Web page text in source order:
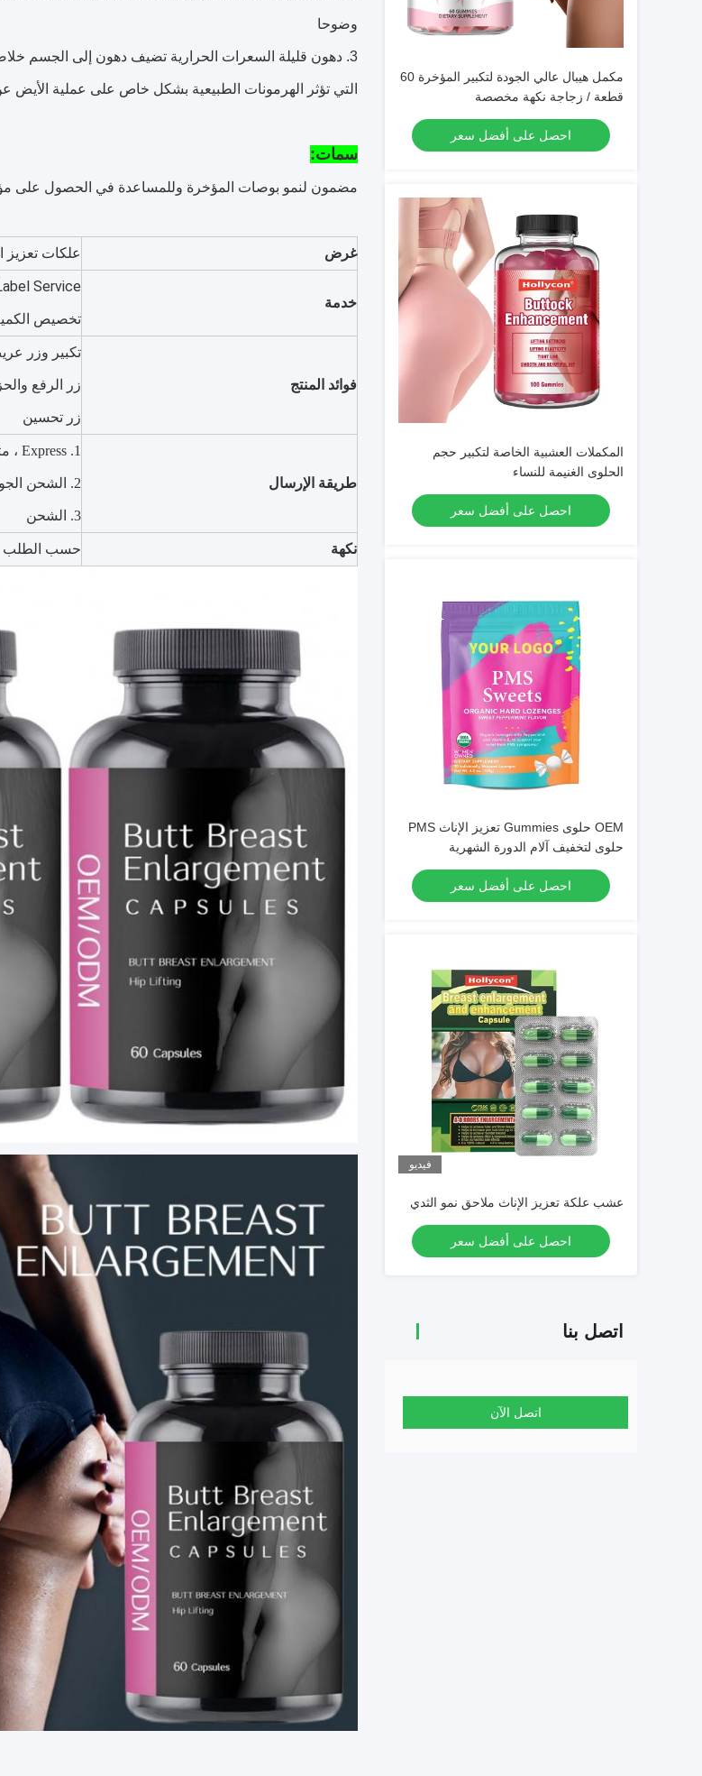
مكمل هيبال عالي الجودة لتكبير المؤخرة 60
قطعة / زجاجة نكهة مخصصة
احصل على أفضل سعر
المكملات العشبية الخاصة لتكبير حجم
الحلوى الغنيمة للنساء
احصل على أفضل سعر
OEM حلوى Gummies تعزيز الإناث PMS
حلوى لتخفيف آلام الدورة الشهرية
احصل على أفضل سعر
فيديو
عشب علكة تعزيز الإناث ملاحق نمو الثدي
احصل على أفضل سعر
اتصل بنا
اتصل الآن
وضوحا
3. دهون قليلة السعرات الحرارية تضيف دهون إلى الجسم
التي تؤثر الهرمونات الطبيعية بشكل خاص على عملية الأيض
سمات:
مضمون لنمو بوصات المؤخرة وللمساعدة في الحصول على مؤخرة أكثر امتلاءً
غرض علكات تعزيز
خدمة
تخصيص
فوائد المنتج
تكبير وزر
زر الرفع
زر تحسين
طريقة الإرسال
1. Express ، مثل TNT ، DHL ، FedEx ، UPS ، EMS
2. الشحن الجوي
3. الشحن
نكهة حسب الطلب